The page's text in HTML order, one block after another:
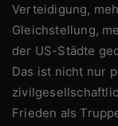
Verteidigung,
Gleichstellung,
der US-Städte
Das ist nicht nur
Frieden als